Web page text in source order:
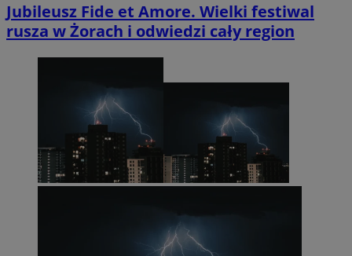
Jubileusz Fide et Amore. Wielki festiwal
rusza w Żorach i odwiedzi cały region